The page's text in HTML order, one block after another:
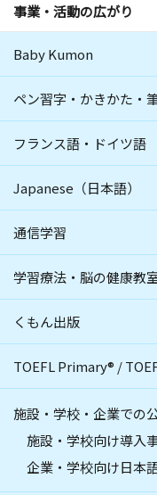
事業・活動の広がり
Baby Kumon
ペン習字・かきかた・
フランス語・ドイツ語
Japanese（日本語）
通信学習
学習療法・脳の健康教
くもん出版
TOEFL Primary® /
施設・学校・企業での
施設・学校向け導入
企業・学校向け日本